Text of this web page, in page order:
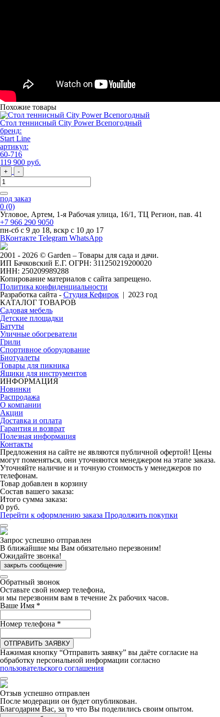
Похожие товары
Стол теннисный City Power Всепогодный
бренд:
Start Line
артикул:
60-716
119 900 руб.
+ -
под заказ
0 (0)
Угловое, Артем, ​1-я Рабочая улица, 16/1, ТЦ Регион, пав. 41
+7 966 290 9050
пн-сб с 9 до 18, вскр с 10 до 17
ВКонтакте Telegram WhatsApp
2001 - 2026 © Garden – Товары для сада и дачи.
ИП Бачковский Е.Г. ОГРН: 311250219200020
ИНН: 250209989288
Копирование материалов с сайта запрещено.
Политика конфиденциальности
Разработка сайта - Студия Кефирок | 2023 год
КАТАЛОГ ТОВАРОВ
Садовая мебель
Детские площадки
Батуты
Уличные обогреватели
Грили
Спортивное оборудование
Биотуалеты
Товары для пикника
Ящики для инструментов
ИНФОРМАЦИЯ
Новинки
Распродажа
О компании
Акции
Доставка и оплата
Гарантия и возврат
Полезная информация
Контакты
Предложения на сайте не являются публичной офертой! Цены
могут поменяться, они уточняются менеджером на этапе заказа.
Уточняйте наличие и и точную стоимость у менеджеров по
телефонам.
Товар добавлен в корзину
Состав вашего заказа:
Итого сумма заказа:
0 руб.
Перейти к оформлению заказа Продолжить покупки
Запрос успешно отправлен
В ближайшие мы Вам обязательно перезвоним!
Ожидайте звонка!
закрыть сообщение
Обратный звонок
Оставьте свой номер телефона,
и мы перезвоним вам в течение 2х рабочих часов.
Ваше Имя *
Номер телефона *
ОТПРАВИТЬ ЗАЯВКУ
Нажимая кнопку “Отправить заявку” вы даёте согласие на
обработку персональной информации согласно
пользовательского соглашения
Отзыв успешно отправлен
После модерации он будет опубликован.
Благодарим Вас, за то что Вы поделились своим опытом.